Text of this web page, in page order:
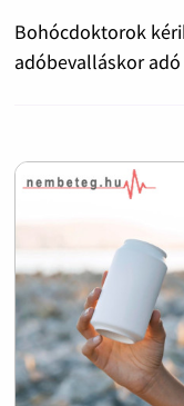
Bohócdoktorok
adóbevalláskor adó